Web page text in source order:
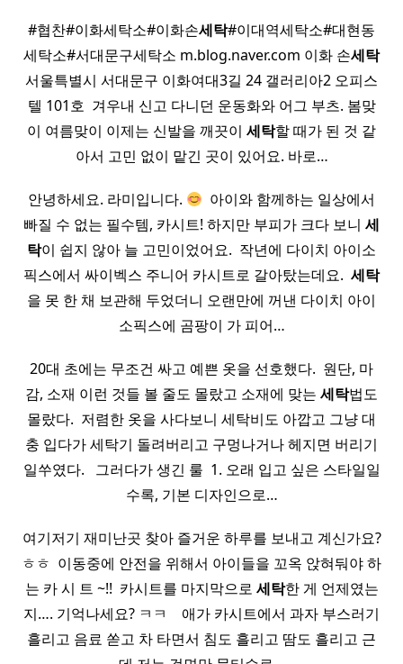
#협찬#이화세탁소#이화손세탁#이대역세탁소#대현동
세탁소#서대문구세탁소 m.blog.naver.com 이화 손세탁
서울특별시 서대문구 이화여대3길 24 갤러리아2 오피스
텔 101호 ​ 겨우내 신고 다니던 운동화와 어그 부츠. 봄맞
이 여름맞이 이제는 신발을 깨끗이 세탁할 때가 된 것 같
아서 고민 없이 맡긴 곳이 있어요. 바로…
안녕하세요. 라미입니다.
​ 아이와 함께하는 일상에서
빠질 수 없는 필수템, 카시트! 하지만 부피가 크다 보니 세
탁이 쉽지 않아 늘 고민이었어요. ​ 작년에 다이치 아이소
픽스에서 싸이벡스 주니어 카시트로 갈아탔는데요. ​ 세탁
을 못 한 채 보관해 두었더니 오랜만에 꺼낸 다이치 아이
소픽스에 곰팡이 가 피어…
20대 초에는 무조건 싸고 예쁜 옷을 선호했다. ​ 원단, 마
감, 소재 이런 것들 볼 줄도 몰랐고 소재에 맞는 세탁법도
몰랐다. ​ 저렴한 옷을 사다보니 세탁비도 아깝고 그냥 대
충 입다가 세탁기 돌려버리고 구멍나거나 헤지면 버리기
일쑤였다. ​ ​ 그러다가 생긴 룰 ​ 1. 오래 입고 싶은 스타일일
수록, 기본 디자인으로…
여기저기 재미난곳 찾아 즐거운 하루를 보내고 계신가요?
ㅎㅎ ​ 이동중에 안전을 위해서 아이들을 꼬옥 앉혀둬야 하
는 카 시 트 ~!! ​ 카시트를 마지막으로 세탁한 게 언제였는
지…. 기억나세요? ㅋㅋ ​ ​ ​ 애가 카시트에서 과자 부스러기
흘리고 음료 쏟고 차 타면서 침도 흘리고 땀도 흘리고 근